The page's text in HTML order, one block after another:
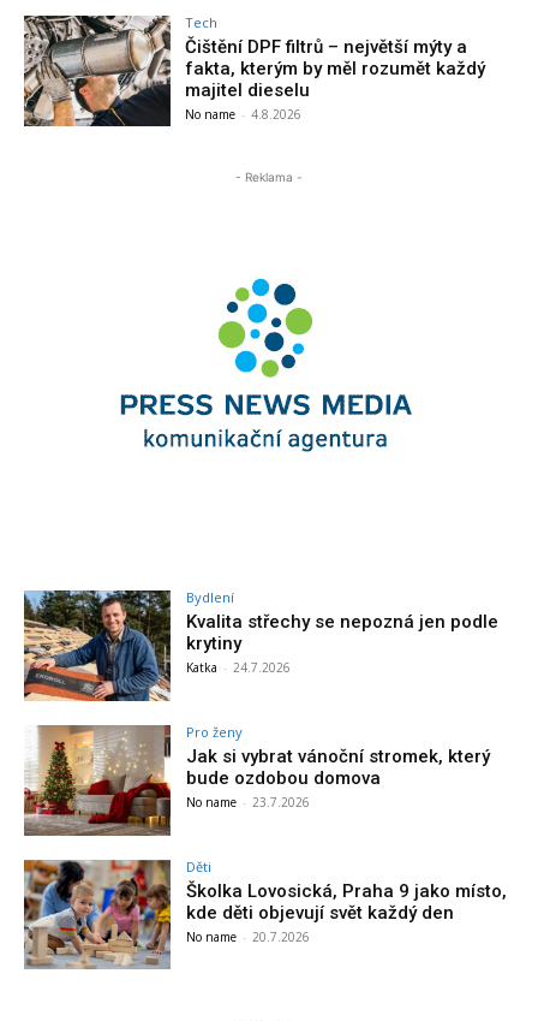
Tech
Čištění DPF filtrů – největší mýty a
fakta, kterým by měl rozumět každý
majitel dieselu
No name - 4.8.2026
- Reklama -
Bydlení
Kvalita střechy se nepozná jen podle
krytiny
Katka - 24.7.2026
Pro ženy
Jak si vybrat vánoční stromek, který
bude ozdobou domova
No name - 23.7.2026
Děti
Školka Lovosická, Praha 9 jako místo,
kde děti objevují svět každý den
No name - 20.7.2026